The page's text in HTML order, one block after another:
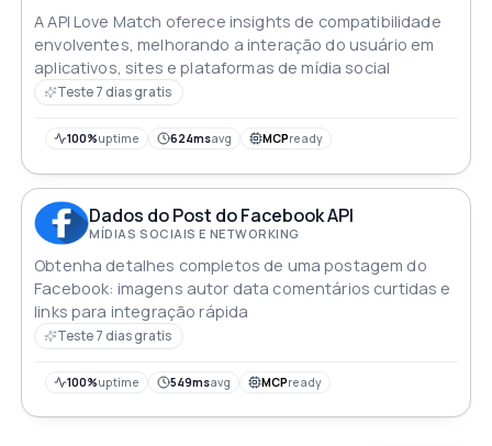
A API Love Match oferece insights de compatibilidade
envolventes, melhorando a interação do usuário em
aplicativos, sites e plataformas de mídia social
Teste 7 dias gratis
100%uptime 624msavg MCPready
Dados do Post do Facebook API
MÍDIAS SOCIAIS E NETWORKING
Obtenha detalhes completos de uma postagem do
Facebook: imagens autor data comentários curtidas e
links para integração rápida
Teste 7 dias gratis
100%uptime 549msavg MCPready